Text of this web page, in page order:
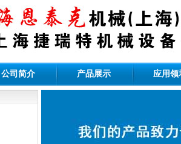
公司简介 产品展示 应用领